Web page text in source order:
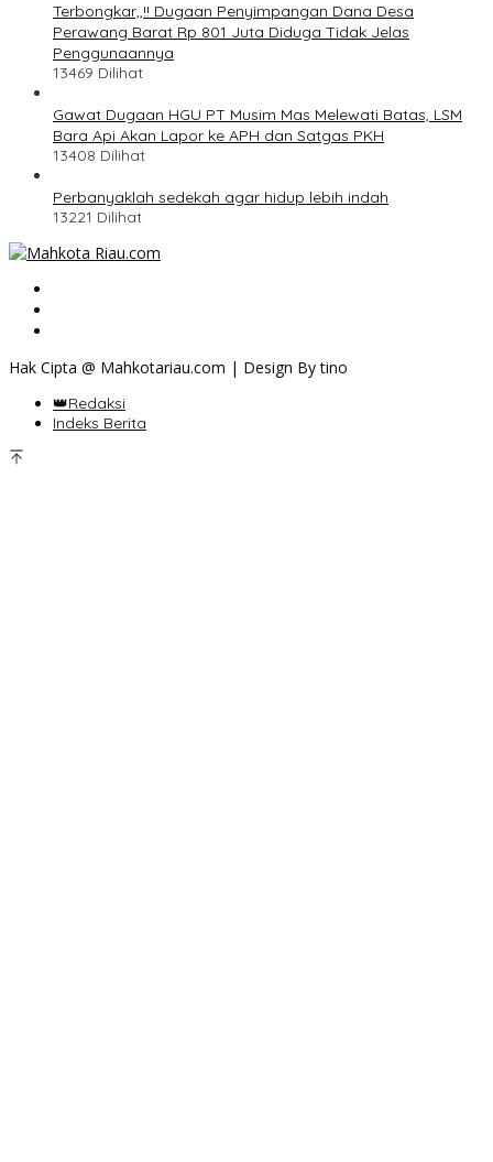
Terbongkar,,!! Dugaan Penyimpangan Dana Desa
Perawang Barat Rp 801 Juta Diduga Tidak Jelas
Penggunaannya
13469 Dilihat
Gawat Dugaan HGU PT Musim Mas Melewati Batas, LSM
Bara Api Akan Lapor ke APH dan Satgas PKH
13408 Dilihat
Perbanyaklah sedekah agar hidup lebih indah
13221 Dilihat
Hak Cipta @ Mahkotariau.com | Design By tino
👑Redaksi
Indeks Berita